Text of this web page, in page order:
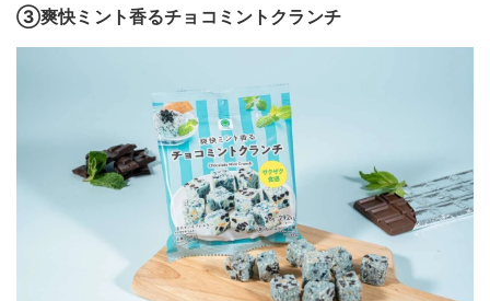
③爽快ミント香るチョコミントクランチ